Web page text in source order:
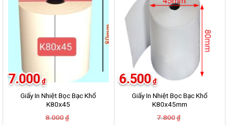
Giấy In Nhiệt Bọc Bạc Khổ
K80x45
8.000 ₫
7.000 ₫
Giấy In Nhiệt Bọc Bạc Khổ
K80x45mm
7.800 ₫
6.500 ₫